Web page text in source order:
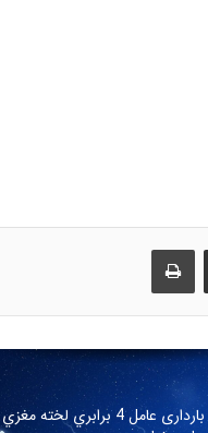
اشتراک گذاری از طریق ایمیل
شهرهای رومیّه و کیفیّت تدبیر آن:
گوجه سبز و چغاله بادام
می شود
قرص ضد بارداری عامل 4 برابري لخته‌ مغزي
آرتروز )